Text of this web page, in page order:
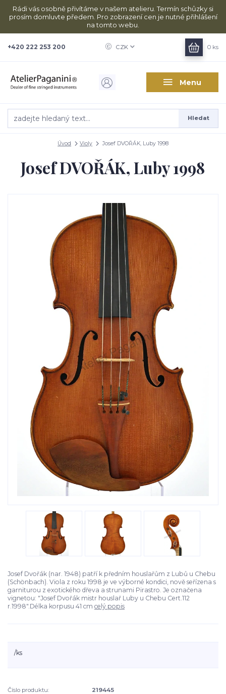
Rádi vás osobně přivítáme v našem atelieru. Termín schůzky si
prosím domluvte předem. Pro zobrazení cen je nutné přihlášení
na tomto webu.
Menu
CZK
Hledat
+420 222 253 200 0 ks
Úvod Violy Josef DVOŘÁK, Luby 1998
Josef DVOŘÁK, Luby 1998
Josef Dvořák (nar. 1948) patří k předním houslařům z Lubů u Chebu
(Schönbach). Viola z roku 1998 je ve výborné kondici, nově seřízena s
garniturou z exotického dřeva a strunami Pirastro. Je označena
vignetou: "Josef Dvořák mistr houslař Luby u Chebu Cert.112
r.1998".Délka korpusu 41 cm celý popis
/ks
Číslo produktu: 219445